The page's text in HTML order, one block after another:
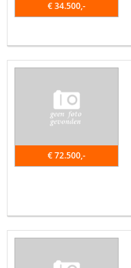
€ 34.500,-
€ 72.500,-